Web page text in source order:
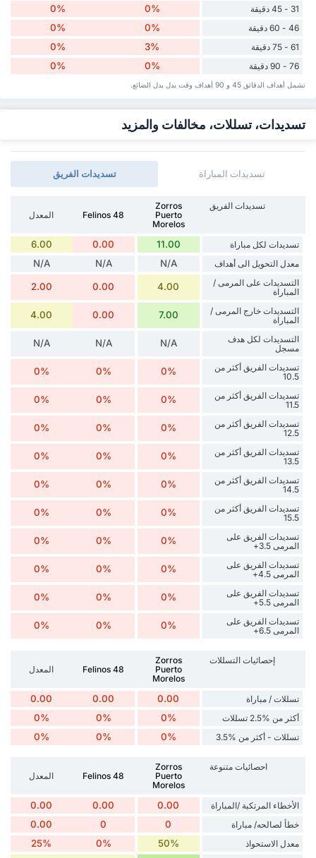
31 - 45 دقيقة 0%
0%
46 - 60 دقيقة 0%
0%
61 - 75 دقيقة 3%
0%
76 - 90 دقيقة 0%
0%
تشمل أهداف الدقائق 45 و 90 أهداف وقت ‏بدل ‏بدل الضائع.
تسديدات، تسللات، مخالفات والمزيد
تسديدات الفريق تسديدات المباراة
تسديدات الفريق
Zorros
Puerto
Morelos
Felinos 48 المعدل
تسديدات لكل مباراة 11.00
0.00
6.00
معدل التحويل الى أهداف N/A
N/A
N/A
التسديدات على المرمى /
المباراة
4.00
0.00
2.00
التسديدات خارج المرمى /
المباراة
7.00
0.00
4.00
التسديدات لكل هدف
مسجل
N/A
N/A
N/A
تسديدات الفريق أكثر من
10.5
0%
0%
0%
تسديدات الفريق أكثر من
11.5
0%
0%
0%
تسديدات الفريق أكثر من
12.5
0%
0%
0%
تسديدات الفريق أكثر من
13.5
0%
0%
0%
تسديدات الفريق أكثر من
14.5
0%
0%
0%
تسديدات الفريق أكثر من
15.5
0%
0%
0%
تسديدات الفريق على
المرمى 3.5+
0%
0%
0%
تسديدات الفريق على
المرمى 4.5+
0%
0%
0%
تسديدات الفريق على
المرمى 5.5+
0%
0%
0%
تسديدات الفريق على
المرمى 6.5+
0%
0%
0%
إحصائيات التسللات
Zorros
Puerto
Morelos
Felinos 48 المعدل
تسللات / مباراة 0.00
0.00
0.00
أكثر من %2.5 تسللات 0%
0%
0%
تسللات - أكثر من %3.5 0%
0%
0%
احصائيات متنوعة
Zorros
Puerto
Morelos
Felinos 48 المعدل
الأخطاء المرتكبة /المباراة 0.00
0.00
0.00
خطأ لصالحه/ مباراة 0
0
0.00
معدل الاستحواذ 50%
0%
25%